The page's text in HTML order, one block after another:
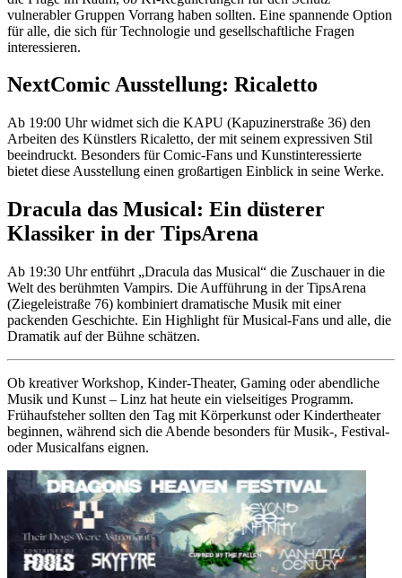
vulnerabler Gruppen Vorrang haben sollten. Eine spannende Option
für alle, die sich für Technologie und gesellschaftliche Fragen
interessieren.
NextComic Ausstellung: Ricaletto
Ab 19:00 Uhr widmet sich die KAPU (Kapuzinerstraße 36) den
Arbeiten des Künstlers Ricaletto, der mit seinem expressiven Stil
beeindruckt. Besonders für Comic-Fans und Kunstinteressierte
bietet diese Ausstellung einen großartigen Einblick in seine Werke.
Dracula das Musical: Ein düsterer
Klassiker in der TipsArena
Ab 19:30 Uhr entführt „Dracula das Musical“ die Zuschauer in die
Welt des berühmten Vampirs. Die Aufführung in der TipsArena
(Ziegeleistraße 76) kombiniert dramatische Musik mit einer
packenden Geschichte. Ein Highlight für Musical-Fans und alle, die
Dramatik auf der Bühne schätzen.
Ob kreativer Workshop, Kinder-Theater, Gaming oder abendliche
Musik und Kunst – Linz hat heute ein vielseitiges Programm.
Frühaufsteher sollten den Tag mit Körperkunst oder Kindertheater
beginnen, während sich die Abende besonders für Musik-, Festival-
oder Musicalfans eignen.